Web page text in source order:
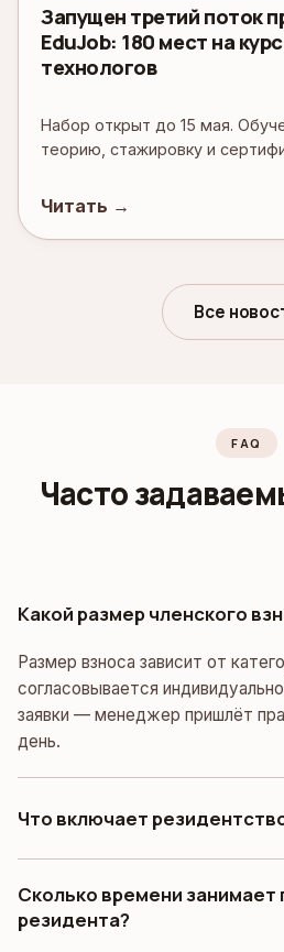
Запущен третий поток
EduJob: 180 мест на
технологов
Набор открыт до 15 мая.
теорию, стажировку и
Читать →
Все
FAQ
Часто
Какой размер членского
Размер взноса зависит от
согласовывается
заявки — менеджер пришлёт
день.
Что включает
Сколько времени занимает
резидента?